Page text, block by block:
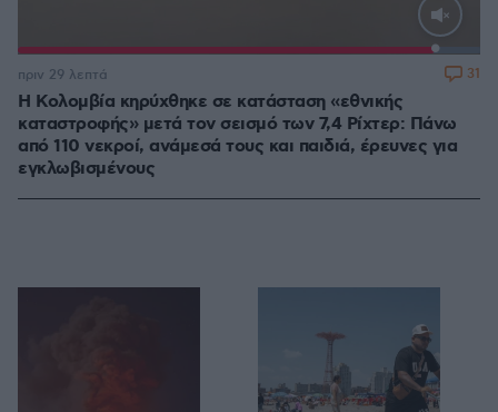
Loaded:
Η Κολομβία κηρύχθηκε σε κατάσταση «εθνικής
καταστροφής» μετά τον σεισμό των 7,4 Ρίχτερ: Πάνω
από 110 νεκροί, ανάμεσά τους και παιδιά, έρευνες για
εγκλωβισμένους
πριν 29 λεπτά 31